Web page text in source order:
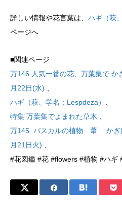
詳しい情報や花言葉は、 ハギ（萩
ページへ
■関連ページ
万146.人気一番の花、万葉集で か
月22日(水)
ハギ（萩、学名：Lespdeza）
特集 万葉集でよまれた草木
万145. パスカルの植物 葦 かぎ
月21日火)
#花図鑑 #花 #flowers #植物 #ハギ